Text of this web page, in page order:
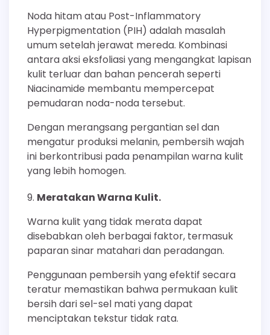
Noda hitam atau Post-Inflammatory
Hyperpigmentation (PIH) adalah masalah
umum setelah jerawat mereda. Kombinasi
antara aksi eksfoliasi yang mengangkat lapisan
kulit terluar dan bahan pencerah seperti
Niacinamide membantu mempercepat
pemudaran noda-noda tersebut.
Dengan merangsang pergantian sel dan
mengatur produksi melanin, pembersih wajah
ini berkontribusi pada penampilan warna kulit
yang lebih homogen.
Meratakan Warna Kulit.
Warna kulit yang tidak merata dapat
disebabkan oleh berbagai faktor, termasuk
paparan sinar matahari dan peradangan.
Penggunaan pembersih yang efektif secara
teratur memastikan bahwa permukaan kulit
bersih dari sel-sel mati yang dapat
menciptakan tekstur tidak rata.